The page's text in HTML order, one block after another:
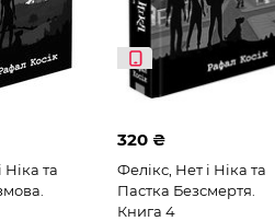
Ніка та
320 ₴
Фелікс, Нет і Ніка та
Пастка Безсмертя.
Книга 4